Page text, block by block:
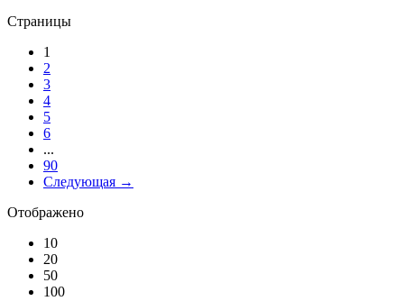
Страницы
1
2
3
4
5
6
...
90
Следующая →
Отображено
10
20
50
100